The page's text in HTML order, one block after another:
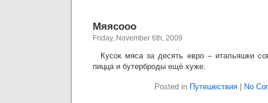
Мяясооо
Friday, November 6th, 2009
Кусок мяса за десять евро – итальяшки
пицца и бутерброды ещё хуже.
Posted in Путешествия No